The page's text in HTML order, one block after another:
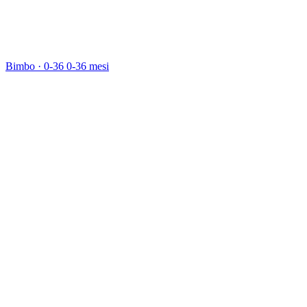
Bimbo · 0-36 0-36 mesi